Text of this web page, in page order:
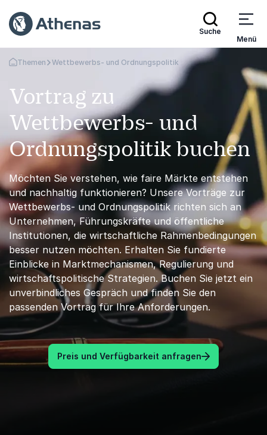
Suche
Menü
Zurück zur Startseite
Themen Wettbewerbs- und Ordnungspolitik
Vortrag zu
Wettbewerbs- und
Ordnungspolitik buchen
Möchten Sie verstehen, wie faire Märkte entstehen
und nachhaltig funktionieren? Unsere Vorträge zur
Wettbewerbs- und Ordnungspolitik richten sich an
Unternehmen, Führungskräfte und öffentliche
Institutionen, die wirtschaftliche Rahmenbedingungen
besser nutzen möchten. Erhalten Sie fundierte
Einblicke in Marktmechanismen, Regulierung und
wirtschaftspolitische Strategien. Buchen Sie jetzt ein
unverbindliches Gespräch und finden Sie den
passenden Vortrag für Ihre Anforderungen.
Preis und Verfügbarkeit anfragen